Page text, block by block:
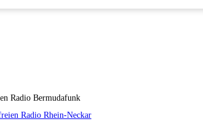
Radio Rhein-Neckar